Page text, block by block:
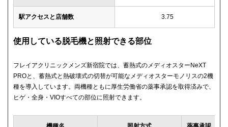
駅アクセスと店舗数 3.75
使用している脱毛機と照射できる部位
フレイアクリニックメンズ新宿院では、蓄熱式のメディオスターNeXT
PROと、蓄熱式と熱破壊式の切替が可能なメディオスターモノリスの2機
種を導入しています。両機種ともに厚生労働省の薬事承認を取得済みで、
ヒゲ・全身・VIOすべての部位に照射できます。